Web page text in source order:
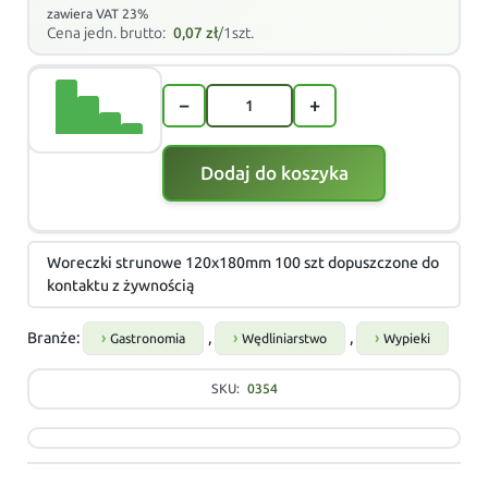
zawiera VAT 23%
Cena jedn. brutto: 0,07zł/1szt.
− +
Dodaj do koszyka
Woreczki strunowe 120x180mm 100 szt dopuszczone do
kontaktu z żywnością
Branże: Gastronomia , Wędliniarstwo , Wypieki
SKU: 0354